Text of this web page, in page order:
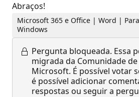
Abraços!
Microsoft 365 e Office | Word |
Windows
Pergunta bloqueada. Essa
migrada da Comunidade
Microsoft. É possível votar
é possível adicionar
respostas ou seguir a